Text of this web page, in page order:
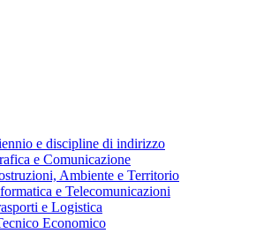
e discipline di indirizzo
e Comunicazione
Ambiente e Territorio
e Telecomunicazioni
e Logistica
Economico